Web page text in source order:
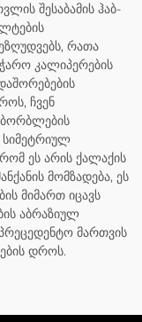
შესაბამის ჰაბ-
რათა
კალიპერების
ჩვენ
სიმეტრიულ
ეს არის ქალაქის
მომზადება, ეს
მიმართ იცავს
აბრაზიულ
მართვის
დროს.